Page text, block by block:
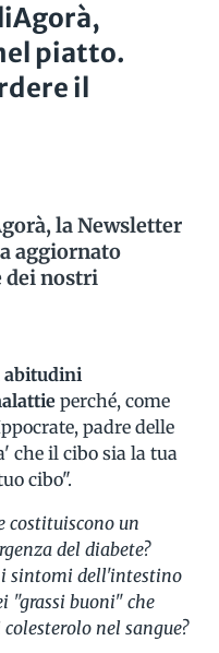
piatto.
il
la Newsletter
aggiornato
dei nostri
abitudini
perché, come
padre delle
che il cibo sia la tua
cibo".
costituiscono un
del diabete?
i sintomi dell'intestino
"grassi buoni" che
nel sangue?